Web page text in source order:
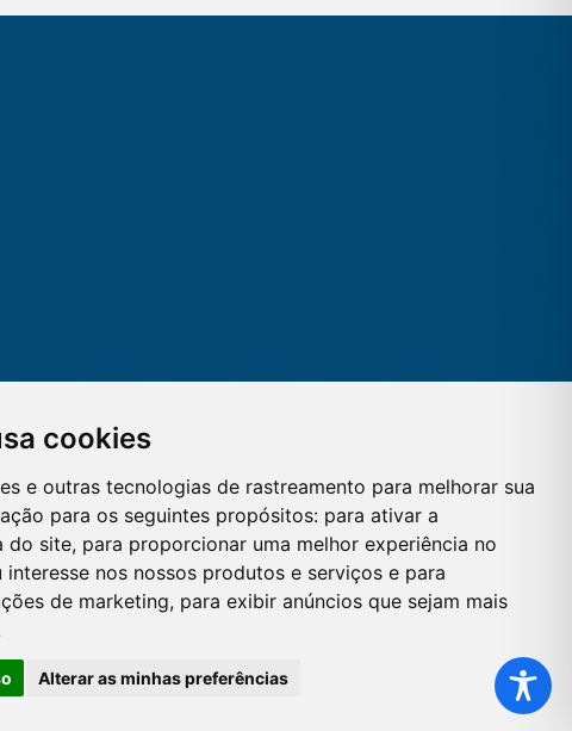
cookies
e outras tecnologias de rastreamento para melhorar sua
para os seguintes propósitos: para ativar a
do site, para proporcionar uma melhor experiência no
interesse nos nossos produtos e serviços e para
de marketing, para exibir anúncios que sejam mais
Alterar as minhas preferências